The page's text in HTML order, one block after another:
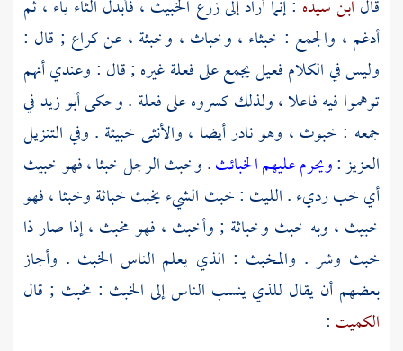
قال ابن سيده : إنما أراد إلى زرع الخبيث ، فأبدل الثاء ياء ، ثم
أدغم ، والجمع : خبثاء ، وخباث ، وخبثة ، عنكراع ; قال :
وليس في الكلام فعيل يجمع على فعلة غيره ; قال : وعندي أنهم
توهموا فيه فاعلا ، ولذلك كسروه على فعلة . وحكىأبو زيدفي
جمعه : خبوث ، وهو نادر أيضا ، والأنثى خبيثة . وفي التنزيل
العزيز :ويحرم عليهم الخبائث. وخبث الرجل خبثا ، فهو خبيث
أي خب رديء .الليث : خبث الشيء يخبث خباثة وخبثا ، فهو
خبيث ، وبه خبث وخباثة ; وأخبث ، فهو مخبث ، إذا صار ذا
خبث وشر . والمخبث : الذي يعلم الناس الخبث . وأجاز
بعضهم أن يقال للذي ينسب الناس إلى الخبث : مخبث ; قال
الكميت: